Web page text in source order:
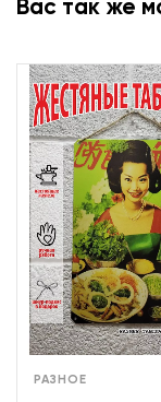
Вас так же
РАЗНОЕ